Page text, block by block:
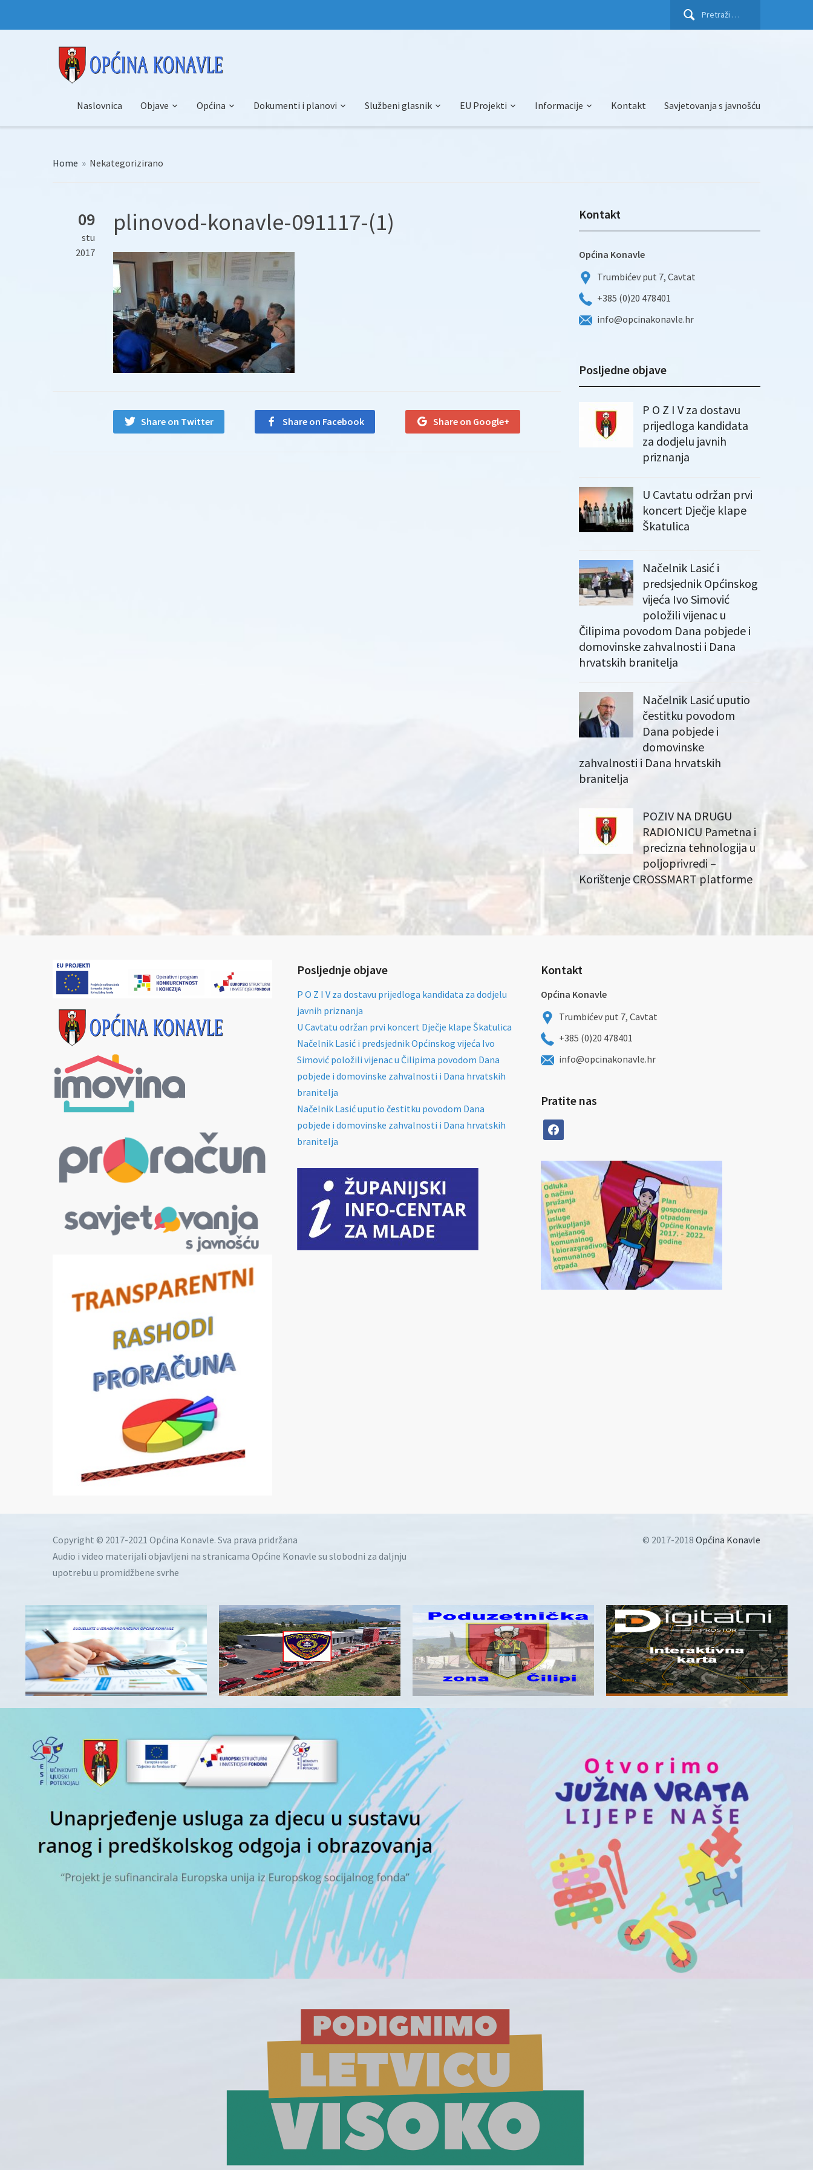
Pretraži:
Naslovnica Objave Općina Dokumenti i planovi Službeni glasnik EU Projekti Informacije Kontakt Savjetovanja s javnošću
Home » Nekategorizirano
09
stu
2017
plinovod-konavle-091117-(1)
Share on Twitter Share on Facebook Share on Google+
Kontakt
Općina Konavle
Trumbićev put 7, Cavtat
+385 (0)20 478401
info@opcinakonavle.hr
Posljedne objave
P O Z I V za dostavu
prijedloga kandidata
za dodjelu javnih
priznanja
U Cavtatu održan prvi
koncert Dječje klape
Škatulica
Načelnik Lasić i
predsjednik Općinskog
vijeća Ivo Simović
položili vijenac u
Čilipima povodom Dana pobjede i
domovinske zahvalnosti i Dana
hrvatskih branitelja
Načelnik Lasić uputio
čestitku povodom
Dana pobjede i
domovinske
zahvalnosti i Dana hrvatskih
branitelja
POZIV NA DRUGU
RADIONICU Pametna i
precizna tehnologija u
poljoprivredi –
Korištenje CROSSMART platforme
Posljednje objave
P O Z I V za dostavu prijedloga kandidata za dodjelu
javnih priznanja
U Cavtatu održan prvi koncert Dječje klape Škatulica
Načelnik Lasić i predsjednik Općinskog vijeća Ivo
Simović položili vijenac u Čilipima povodom Dana
pobjede i domovinske zahvalnosti i Dana hrvatskih
branitelja
Načelnik Lasić uputio čestitku povodom Dana
pobjede i domovinske zahvalnosti i Dana hrvatskih
branitelja
Kontakt
Općina Konavle
Trumbićev put 7, Cavtat
+385 (0)20 478401
info@opcinakonavle.hr
Pratite nas
facebook
Copyright © 2017-2021 Općina Konavle. Sva prava pridržana
Audio i video materijali objavljeni na stranicama Općine Konavle su slobodni za daljnju
upotrebu u promidžbene svrhe
© 2017-2018 Općina Konavle